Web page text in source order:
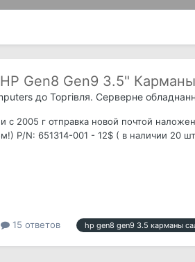
Gen8 Gen9 3.5"
до Торгівля. Серверне
с 2005 г отправка новой почтой
P/N: 651314-001 - 12$ ( в наличии 20
15 ответов